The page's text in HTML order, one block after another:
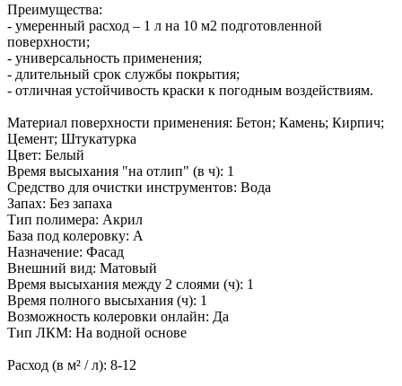
Преимущества:
- умеренный расход – 1 л на 10 м2 подготовленной
поверхности;
- универсальность применения;
- длительный срок службы покрытия;
- отличная устойчивость краски к погодным воздействиям.
Материал поверхности применения: Бетон; Камень; Кирпич;
Цемент; Штукатурка
Цвет: Белый
Время высыхания "на отлип" (в ч): 1
Средство для очистки инструментов: Вода
Запах: Без запаха
Тип полимера: Акрил
База под колеровку: A
Назначение: Фасад
Внешний вид: Матовый
Время высыхания между 2 слоями (ч): 1
Время полного высыхания (ч): 1
Возможность колеровки онлайн: Да
Тип ЛКМ: На водной основе
Расход (в м² / л): 8-12